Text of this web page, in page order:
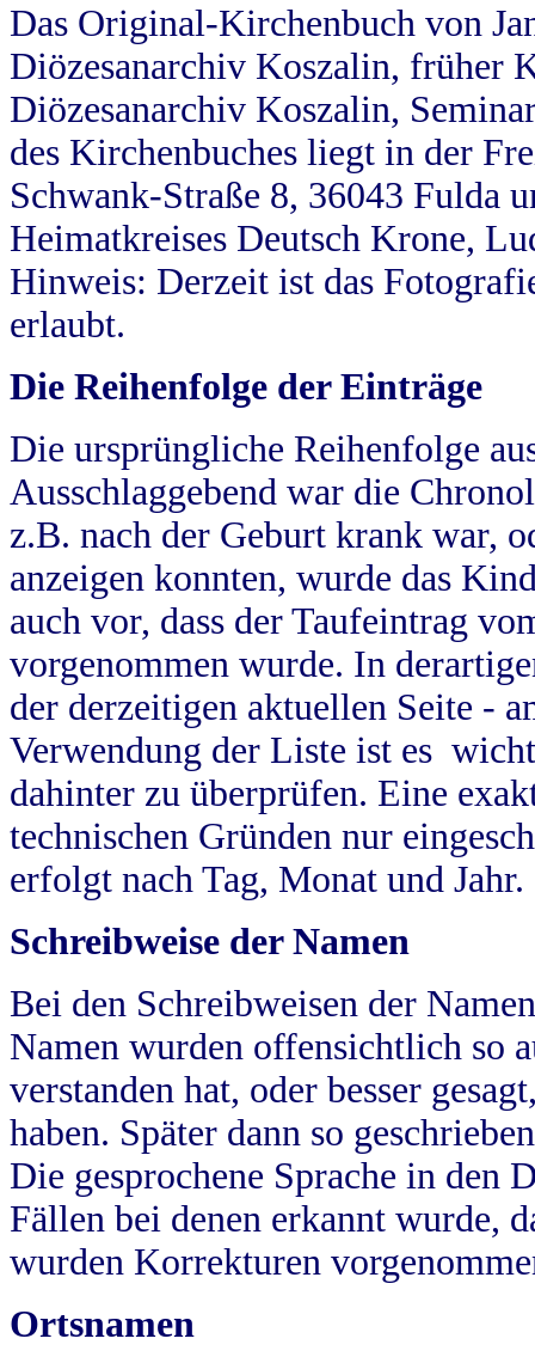
Das Original-Kirchenbuch von
Diözesanarchiv Koszalin, früher
Diözesanarchiv Koszalin,
des Kirchenbuches liegt in der
Schwank-Straße 8, 36043 Fulda
Heimatkreises Deutsch Krone,
Hinweis: Derzeit ist das
erlaubt.
Die Reihenfolge der Einträge
Die ursprüngliche Reihenfolge
Ausschlaggebend war die
z.B. nach der Geburt krank war,
anzeigen konnten, wurde das
auch vor, dass der Taufeintrag
vorgenommen wurde. In
der derzeitigen aktuellen Seite -
Verwendung der Liste ist es
dahinter zu überprüfen. Eine
technischen Gründen nur
erfolgt nach Tag, Monat und Jahr.
Schreibweise der Namen
Bei den Schreibweisen der
Namen wurden offensichtlich so
verstanden hat, oder besser
haben. Später dann so
Die gesprochene Sprache in
Fällen bei denen erkannt wurde,
wurden Korrekturen
Ortsnamen